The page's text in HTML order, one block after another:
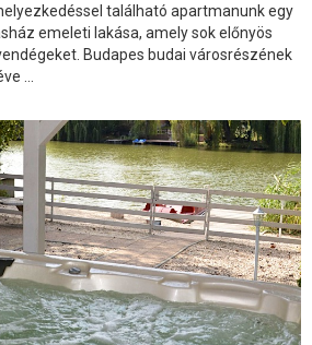
található apartmanunk egy
emeleti lakása, amely sok előnyös
Budapes budai városrészének
...